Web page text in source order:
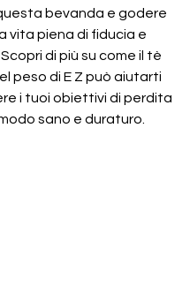
bevanda e godere
vita piena di fiducia e
di più su come il tè
peso di E Z può aiutarti
i tuoi obiettivi di perdita
sano e duraturo.